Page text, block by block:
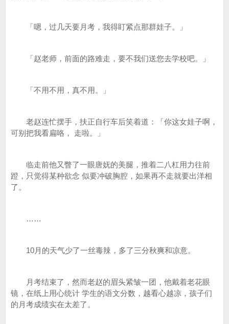
「嗯，过几天要月考，我得盯紧点那群娃子。」
「赵老师，前面的路难走，要不我们送您去学校吧。」
「不用不用，真不用。」
老赵连忙摆手，扶正自行车后笑着道：「你这女娃子啊，
可别把我看扁咯， 走啦。」
临走前他又瞥了一眼唐妩的美腿，推着二八杠用力往前
蹬，只觉得某种欲念 似要冲破胸腔，如果再不走就要出洋相
了。
……
10月的天气少了一丝毒辣，多了三分秋爽和凉意。
月考结束了，然而老赵的眉头紧皱一团，他戴着老花眼
镜，在纸上用心统计 学生的语文分数，越看心越凉，孩子们
的月考成绩实在太差了。